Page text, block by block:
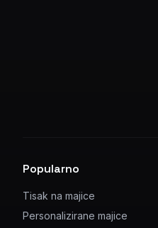
Popularno
Tisak na majice
Personalizirane majice